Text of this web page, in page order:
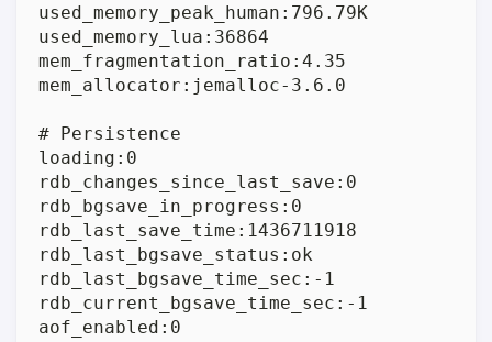
used_memory_peak_human:796.79K
used_memory_lua:36864
mem_fragmentation_ratio:4.35
mem_allocator:jemalloc-3.6.0
# Persistence
loading:0
rdb_changes_since_last_save:0
rdb_bgsave_in_progress:0
rdb_last_save_time:1436711918
rdb_last_bgsave_status:ok
rdb_last_bgsave_time_sec:-1
rdb_current_bgsave_time_sec:-1
aof_enabled:0